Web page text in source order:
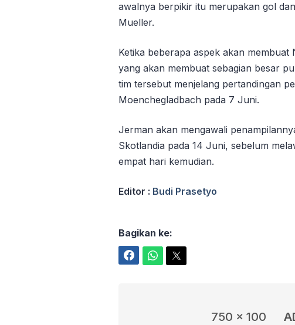
awalnya berpikir itu merupakan gol
Mueller.
Ketika beberapa aspek akan membuat
yang akan membuat sebagian besar
tim tersebut menjelang pertandingan
Moenchegladbach pada 7 Juni.
Jerman akan mengawali
Skotlandia pada 14 Juni, sebelum
empat hari kemudian.
Editor : Budi Prasetyo
Bagikan ke:
750 x 100